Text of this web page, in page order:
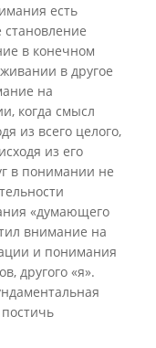
есть
в конечном
в другое
на
когда смысл
из всего целого,
из его
в понимании не
«думающего
внимание на
и понимания
другого «я».